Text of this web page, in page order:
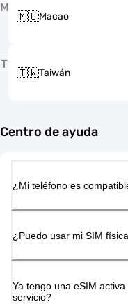
M
🇲🇴Macao
T
🇹🇼Taiwán
Centro de ayuda
¿Mi teléfono es
¿Puedo usar mi SIM
Ya tengo una eSIM
servicio?